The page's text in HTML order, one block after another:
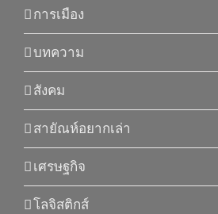
การเมือง
บทความ
สังคม
สายัณห์อยากเล่า
เศรษฐกิจ
โลจิสติกส์